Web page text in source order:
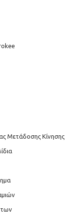
Μετάδοσης Κίνησης